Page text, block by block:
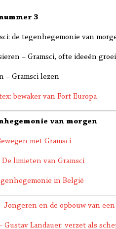
3
de tegenhegemonie van
– Gramsci, ofte ideeën
– Gramsci lezen
bewaker van Fort Europa
van morgen
met Gramsci
limieten van Gramsci
in België
Jongeren en de opbouw van
Gustav Landauer: verzet als